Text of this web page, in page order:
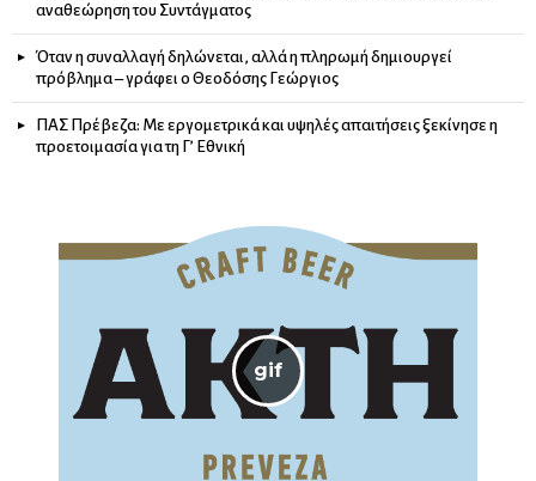
αναθεώρηση του Συντάγματος
Όταν η συναλλαγή δηλώνεται, αλλά η πληρωμή δημιουργεί
πρόβλημα – γράφει ο Θεοδόσης Γεώργιος
ΠΑΣ Πρέβεζα: Με εργομετρικά και υψηλές απαιτήσεις ξεκίνησε η
προετοιμασία για τη Γ’ Εθνική